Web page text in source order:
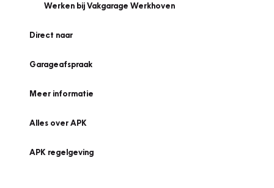
Werken bij Vakgarage Werkhoven
Direct naar
Garageafspraak
Meer informatie
Alles over APK
APK regelgeving